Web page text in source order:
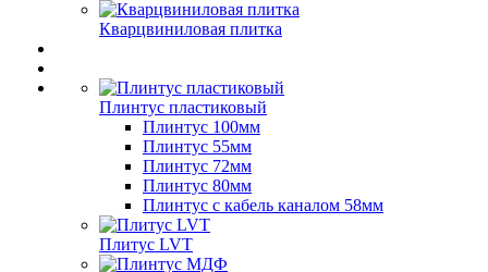
Кварцвиниловая плитка
Плинтус пластиковый
Плинтус 100мм
Плинтус 55мм
Плинтус 72мм
Плинтус 80мм
Плинтус с кабель каналом 58мм
Плитус LVT